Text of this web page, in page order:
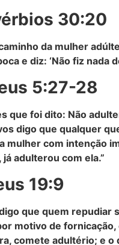
30:20
da mulher
e diz: ‘Não fiz nada
5:27-28
que foi dito: Não
digo que qualquer
mulher com intenção
já adulterou com ela.”
19:9
que quem repudiar
motivo de fornicação,
comete adultério; e o